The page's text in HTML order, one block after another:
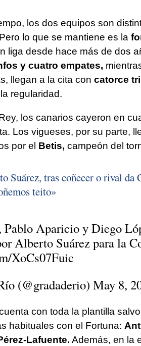
los dos equipos son
lo que se mantiene es la
liga desde hace más de dos
y cuatro empates,
llegan a la cita con catorce
regularidad.
los canarios cayeron en
Los vigueses, por su parte,
por el Betis, campeón del
Suárez, tras coñecer o rival da
teito»
Pablo Aparicio y Diego
Alberto Suárez para la
XoCs07Fuic
(@gradaderio) May 8,
con toda la plantilla
habituales con el Fortuna:
Lafuente. Además, en la